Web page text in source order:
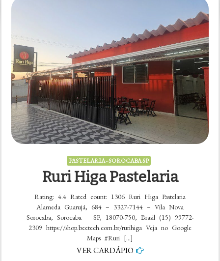
Sorocaba
PASTELARIA - SOROCABA SP
Ruri Higa Pastelaria
Rating: 4.4 Rated count: 1306 Ruri Higa Pastelaria
Alameda Guarujá, 684 – 3327-7144 – Vila Nova
Sorocaba, Sorocaba – SP, 18070-750, Brasil (15) 99772-
2309 https://shop.beetech.com.br/rurihiga Veja no Google
Maps #Ruri […]
VER CARDÁPIO